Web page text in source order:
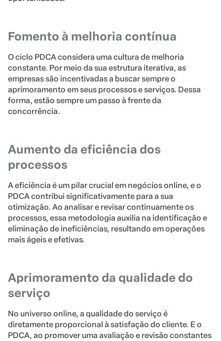
Fomento à melhoria contínua
O ciclo PDCA considera uma cultura de melhoria
constante. Por meio da sua estrutura iterativa, as
empresas são incentivadas a buscar sempre o
aprimoramento em seus processos e serviços. Dessa
forma, estão sempre um passo à frente da
concorrência.
Aumento da eficiência dos
processos
A eficiência é um pilar crucial em negócios online, e o
PDCA contribui significativamente para a sua
otimização. Ao analisar e revisar continuamente os
processos, essa metodologia auxilia na identificação e
eliminação de ineficiências, resultando em operações
mais ágeis e efetivas.
Aprimoramento da qualidade do
serviço
No universo online, a qualidade do serviço é
diretamente proporcional à satisfação do cliente. E o
PDCA, ao promover uma avaliação e revisão constantes